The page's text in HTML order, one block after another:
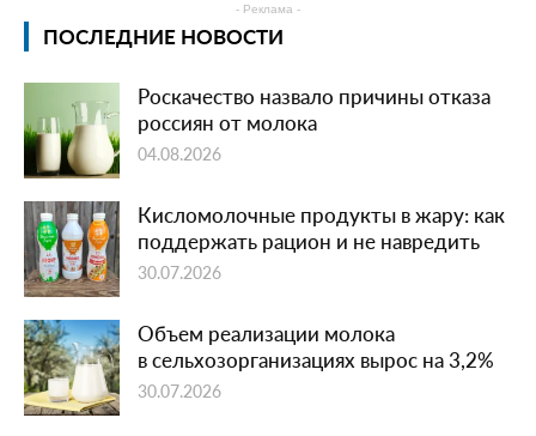
- Реклама -
ПОСЛЕДНИЕ НОВОСТИ
Роскачество назвало причины отказа
россиян от молока
04.08.2026
Кисломолочные продукты в жару: как
поддержать рацион и не навредить
30.07.2026
Объем реализации молока
в сельхозорганизациях вырос на 3,2%
30.07.2026